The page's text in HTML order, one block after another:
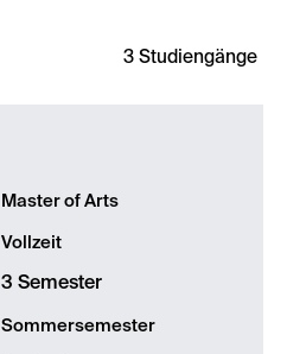
3 Studiengänge
Master of Arts
Vollzeit
3 Semester
Sommersemester